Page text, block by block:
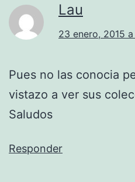
Lau
23 enero, 2015 a
Pues no las conocia
vistazo a ver sus
Saludos
Responder